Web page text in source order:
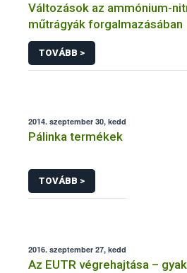
Változások az ammónium-
műtrágyák forgalmazásában
TOVÁBB >
2014. szeptember 30, kedd
Pálinka termékek
TOVÁBB >
2016. szeptember 27, kedd
Az EUTR végrehajtása –